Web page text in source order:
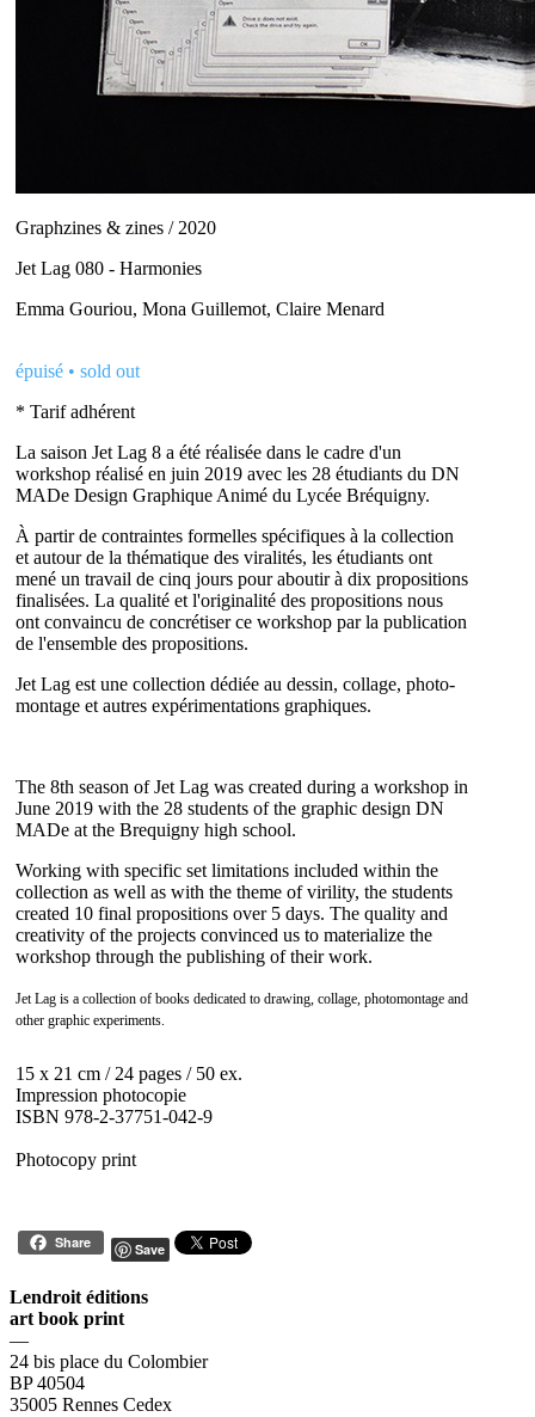
Graphzines & zines / 2020
Jet Lag 080 - Harmonies
Emma Gouriou, Mona Guillemot, Claire Menard
épuisé • sold out
* Tarif adhérent
La saison Jet Lag 8 a été réalisée dans le cadre d'un
workshop réalisé en juin 2019 avec les 28 étudiants du DN
MADe Design Graphique Animé du Lycée Bréquigny.
À partir de contraintes formelles spécifiques à la collection
et autour de la thématique des viralités, les étudiants ont
mené un travail de cinq jours pour aboutir à dix propositions
finalisées. La qualité et l'originalité des propositions nous
ont convaincu de concrétiser ce workshop par la publication
de l'ensemble des propositions.
Jet Lag est une collection dédiée au dessin, collage, photo-
montage et autres expérimentations graphiques.
The 8th season of Jet Lag was created during a workshop in
June 2019 with the 28 students of the graphic design DN
MADe at the Brequigny high school.
Working with specific set limitations included within the
collection as well as with the theme of virility, the students
created 10 final propositions over 5 days. The quality and
creativity of the projects convinced us to materialize the
workshop through the publishing of their work.
Jet Lag is a collection of books dedicated to drawing, collage, photomontage and
other graphic experiments.
15 x 21 cm / 24 pages / 50 ex.
Impression photocopie
ISBN 978-2-37751-042-9
Photocopy print
Share Save
Lendroit éditions
art book print
—
24 bis place du Colombier
BP 40504
35005 Rennes Cedex